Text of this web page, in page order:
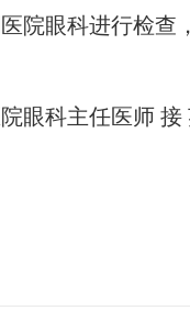
院眼科进行检查
科主任医师 接